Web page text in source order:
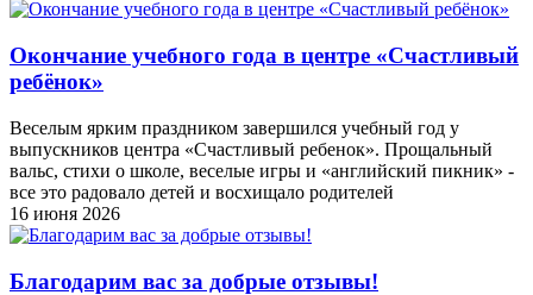
Окончание учебного года в центре «Счастливый
ребёнок»
Веселым ярким праздником завершился учебный год у
выпускников центра «Счастливый ребенок». Прощальный
вальс, стихи о школе, веселые игры и «английский пикник» -
все это радовало детей и восхищало родителей
16 июня 2026
Благодарим вас за добрые отзывы!